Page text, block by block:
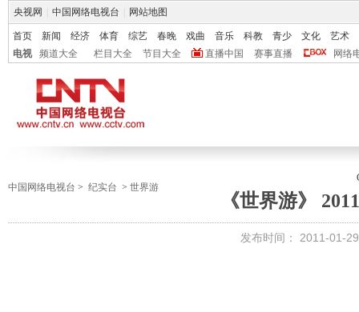
央视网 中国网络电视台 网站地图
首页 新闻 经济 体育 综艺 春晚 戏曲 音乐 科教 青少 文化
艺术
电视
频道大全 栏目大全 节目大全 直播中国 赛事直播 网络
中国网络电视台 > 纪实台 > 世界游
《世界游》
发布时间： 2011-01-